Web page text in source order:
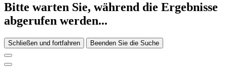
Bitte warten Sie, während die Ergebnisse
abgerufen werden...
Schließen und fortfahren Beenden Sie die Suche